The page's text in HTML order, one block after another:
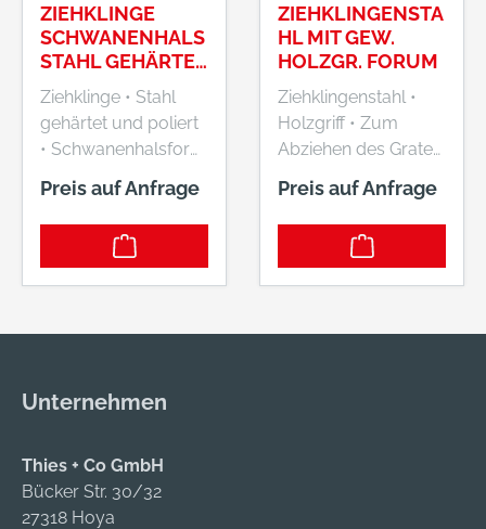
ZIEHKLINGE
SCHWANENHALS
STAHL GEHÄRTET
FORUM
Ziehklinge • Stahl
gehärtet und poliert
• Schwanenhalsform
Einkaufsbüro
Deutscher
Eisenhändler GmbH,
+4920260960,
Preis auf Anfrage
ZIEHKLINGENSTA
HL MIT GEW.
HOLZGR. FORUM
Ziehklingenstahl •
Holzgriff • Zum
Abziehen des Grates
Hersteller:
Einkaufsbüro
Deutscher
Wuppertal, DE,
Preis auf Anfrage
Unternehmen
Thies + Co GmbH
Bücker Str. 30/32
27318 Hoya